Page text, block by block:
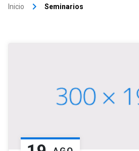
Inicio keyboard_arrow_right Seminarios